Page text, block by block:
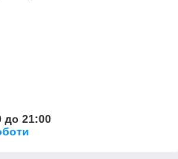
до 21:00